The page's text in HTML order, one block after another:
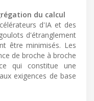
du calcul
d'IA et des
d'étranglement
être minimisés. Les
de broche à broche
qui constitue une
exigences de base